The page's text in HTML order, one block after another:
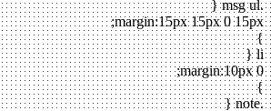
.msg ul {
margin:15px 15px 0 15px;
}
li {
margin:10px 0;
}
.note {